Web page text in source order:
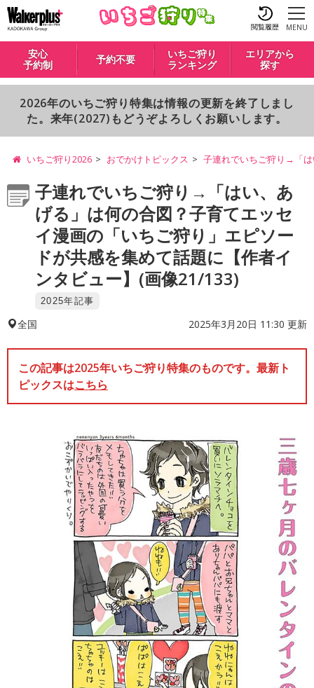
閲覧履歴 MENU
安心
予約制
予約不要
いちご狩り
ランキング
エリアから
探す
2026年のいちご狩り特集は情報の更新を終了しまし
た。来年(2027)もどうぞよろしくお願いします。
いちご狩り2026 おでかけトピックス 子連れでいちご狩り→「は
子連れでいちご狩り→「はい、あ
げる」は何の合図？子育てエッセ
イ漫画の「いちご狩り」エピソー
ドが共感を集めて話題に【作者イ
ンタビュー】(画像21/133)
2025年記事
全国 2025年3月20日 11:30 更新
この記事は2025年いちご狩り特集のものです。最新ト
ピックスはこちら